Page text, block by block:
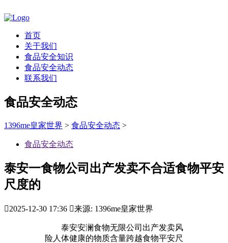
首页
关于我们
食品安全知识
食品安全动态
联系我们
食品安全动态
1396me皇家世界 > 食品安全动态 >
食品安全动态
泰安一食物公司出产发卖不合适食物平安
尺度的
2025-12-30 17:36 来源: 1396me皇家世界
泰安安澜食物无限公司出产发卖风
险人体健康的物质含量跨越食物平安尺